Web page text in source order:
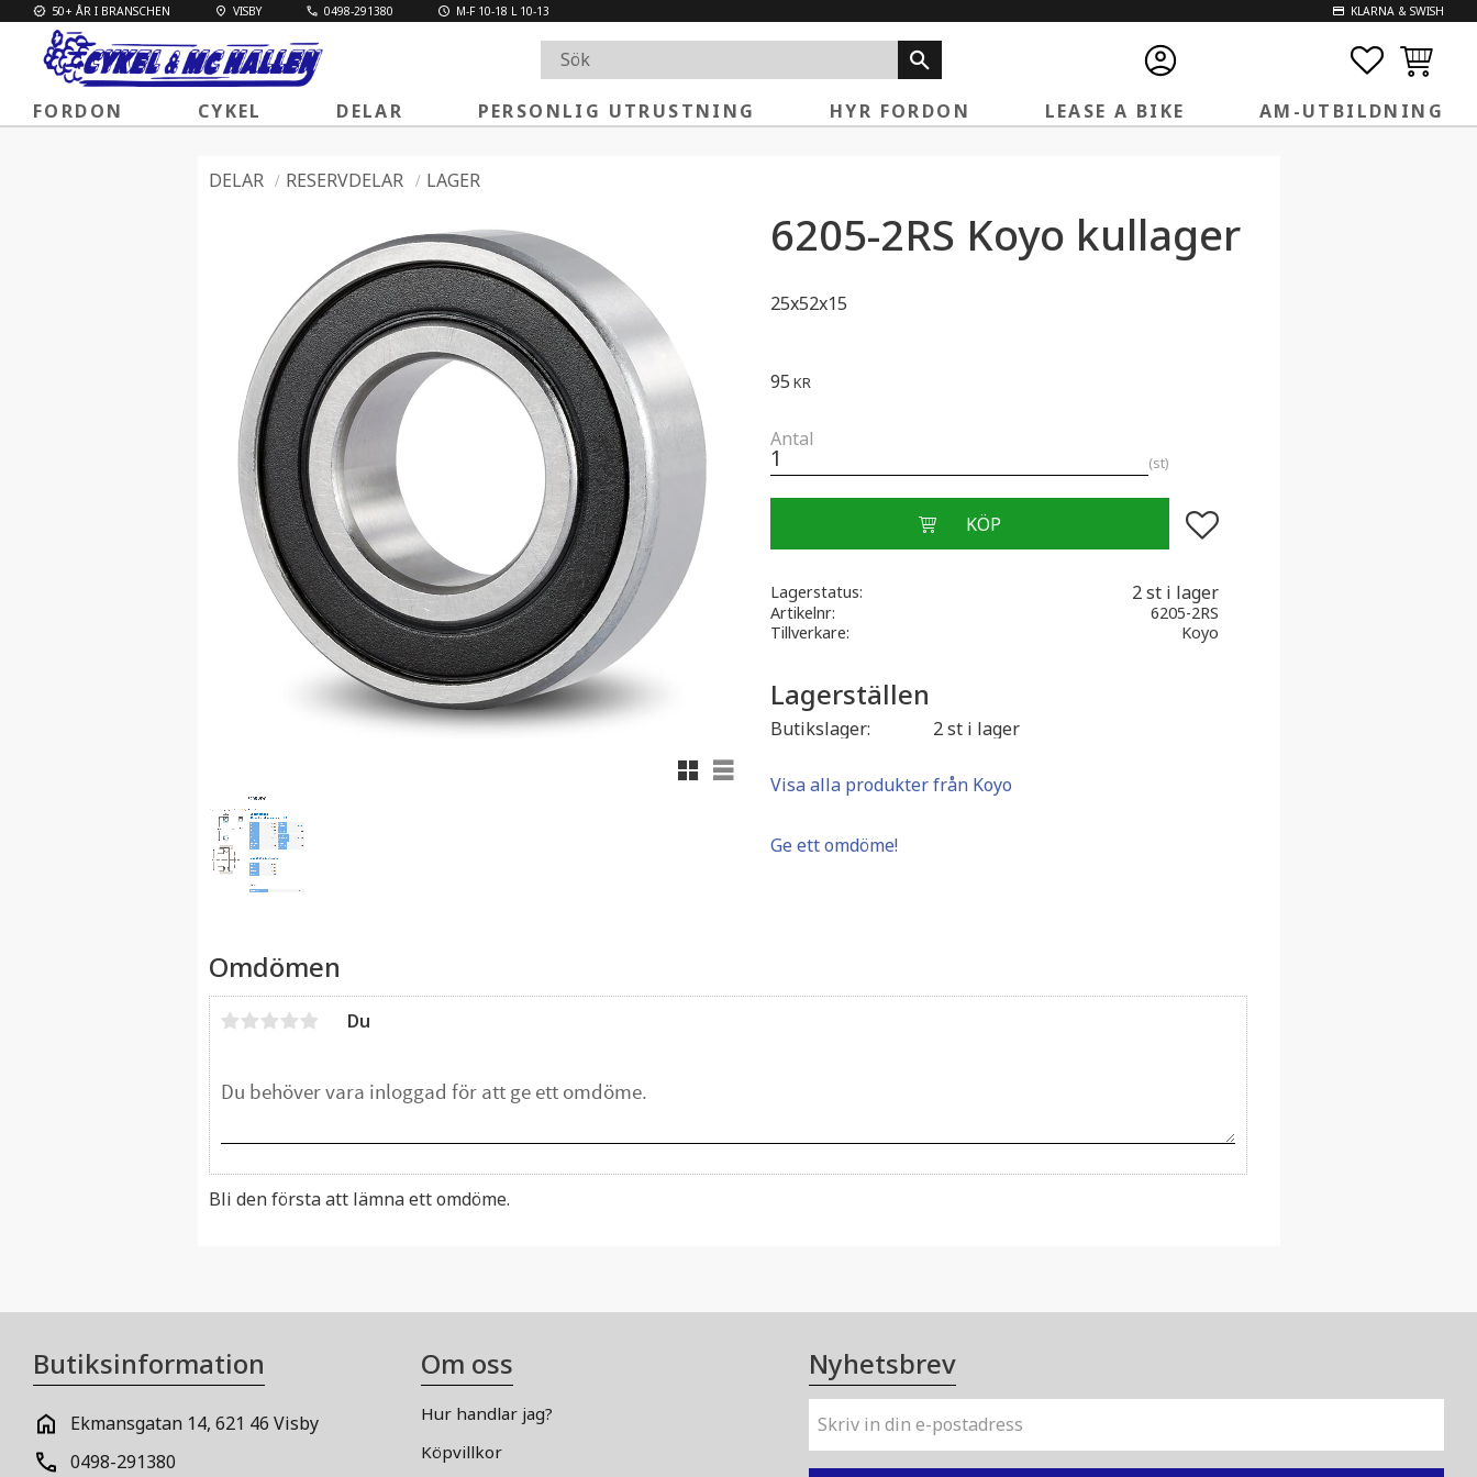
50+ ÅR I BRANSCHEN VISBY 0498-291380 M-F 10-18 L 10-13 KLARNA & SWISH
FORDON CYKEL DELAR PERSONLIG UTRUSTNING HYR FORDON LEASE A BIKE AM-UTBILDNING
DELAR RESERVDELAR LAGER
6205-2RS Koyo kullager
25x52x15
Rutnätsvy
Listvy
95 KR
Antal
st
Lägg till i favoriter
Lagerstatus 2 st i lager
Artikelnr
6205-2RS
Tillverkare
Koyo
Lagerställen
Butikslager 2 st i lager
Visa alla produkter från Koyo
Ge ett omdöme!
Omdömen
Du
Bli den första att lämna ett omdöme.
Butiksinformation
Ekmansgatan 14, 621 46 Visby
0498-291380
Om oss
Hur handlar jag?
Köpvillkor
Nyhetsbrev